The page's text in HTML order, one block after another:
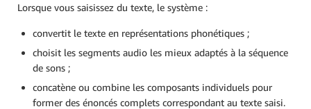
Lorsque vous saisissez du texte, le système :
convertit le texte en représentations phonétiques ;
choisit les segments audio les mieux adaptés à la séquence
de sons ;
concatène ou combine les composants individuels pour
former des énoncés complets correspondant au texte saisi.